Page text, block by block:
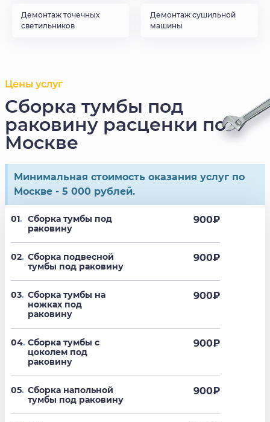
Демонтаж точечных
светильников
Демонтаж сушильной
машины
Цены услуг
Сборка тумбы под
раковину расценки по
Москве
Минимальная стоимость оказания услуг по
Москве - 5 000 рублей.
01. Сборка тумбы под
раковину
900₽
02. Сборка подвесной
тумбы под раковину
900₽
03. Сборка тумбы на
ножках под
раковину
900₽
04. Сборка тумбы с
цоколем под
раковину
900₽
05. Сборка напольной
тумбы под раковину
900₽